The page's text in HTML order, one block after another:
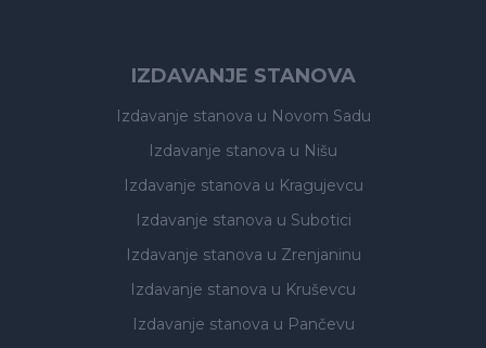
IZDAVANJE STANOVA
Izdavanje stanova u Novom Sadu
Izdavanje stanova u Nišu
Izdavanje stanova u Kragujevcu
Izdavanje stanova u Subotici
Izdavanje stanova u Zrenjaninu
Izdavanje stanova u Kruševcu
Izdavanje stanova u Pančevu